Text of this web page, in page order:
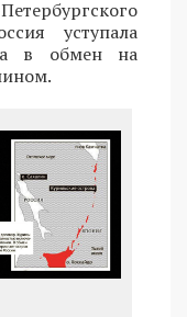
уступала
в обмен на